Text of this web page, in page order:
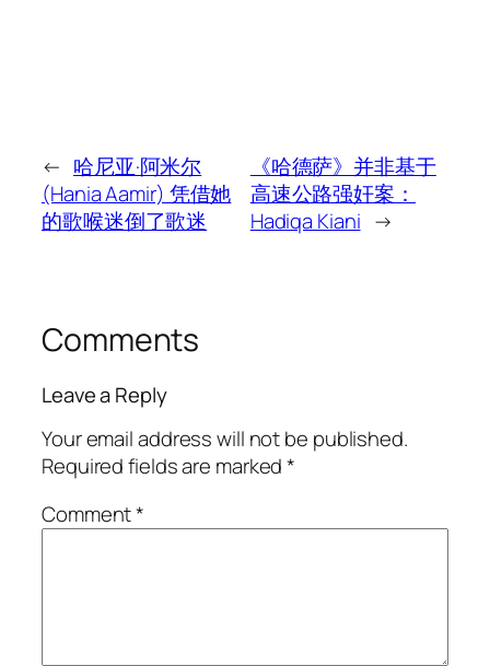
← 哈尼亚·阿米尔
(Hania Aamir) 凭借她
的歌喉迷倒了歌迷
《哈德萨》并非基于
高速公路强奸案：
Hadiqa Kiani →
Comments
Leave a Reply
Your email address will not be published.
Required fields are marked*
Comment*